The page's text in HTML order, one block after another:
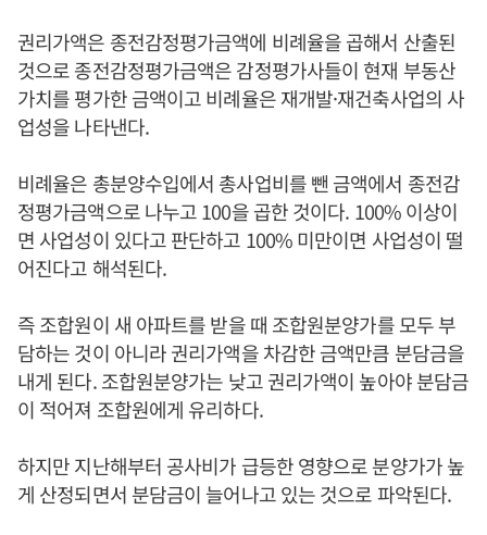
권리가액은 종전감정평가금액에 비례율을 곱해서 산출된
것으로 종전감정평가금액은 감정평가사들이 현재 부동산
가치를 평가한 금액이고 비례율은 재개발·재건축사업의 사
업성을 나타낸다.
비례율은 총분양수입에서 총사업비를 뺀 금액에서 종전감
정평가금액으로 나누고 100을 곱한 것이다. 100% 이상이
면 사업성이 있다고 판단하고 100% 미만이면 사업성이 떨
어진다고 해석된다.
즉 조합원이 새 아파트를 받을 때 조합원분양가를 모두 부
담하는 것이 아니라 권리가액을 차감한 금액만큼 분담금을
내게 된다. 조합원분양가는 낮고 권리가액이 높아야 분담금
이 적어져 조합원에게 유리하다.
하지만 지난해부터 공사비가 급등한 영향으로 분양가가 높
게 산정되면서 분담금이 늘어나고 있는 것으로 파악된다.